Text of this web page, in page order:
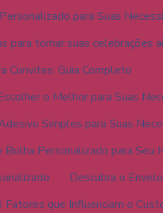
para Suas
para tornar suas celebrações
Convites: Guia Completo
o Melhor para Suas
Simples para Suas
Personalizado para Seu
Descubra o
que Influenciam o